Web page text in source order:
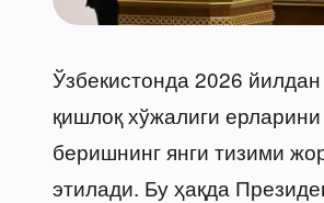
Ўзбекистонда 2026
қишлоқ хўжалиги
беришнинг янги тизими
этилади. Бу ҳақда